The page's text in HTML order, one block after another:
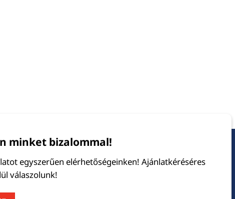
minket bizalommal!
egyszerűen elérhetőségeinken! Ajánlatkéréséres
válaszolunk!